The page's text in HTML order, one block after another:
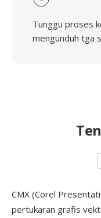
Tunggu proses
mengunduh tga
CMX (Corel
pertukaran grafis